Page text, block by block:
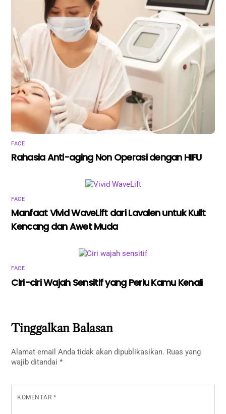
FACE
Rahasia Anti-aging Non Operasi dengan HIFU
FACE
Manfaat Vivid WaveLift dari Lavalen untuk Kulit
Kencang dan Awet Muda
FACE
Ciri-ciri Wajah Sensitif yang Perlu Kamu Kenali
Tinggalkan Balasan
Alamat email Anda tidak akan dipublikasikan. Ruas yang
wajib ditandai*
KOMENTAR *